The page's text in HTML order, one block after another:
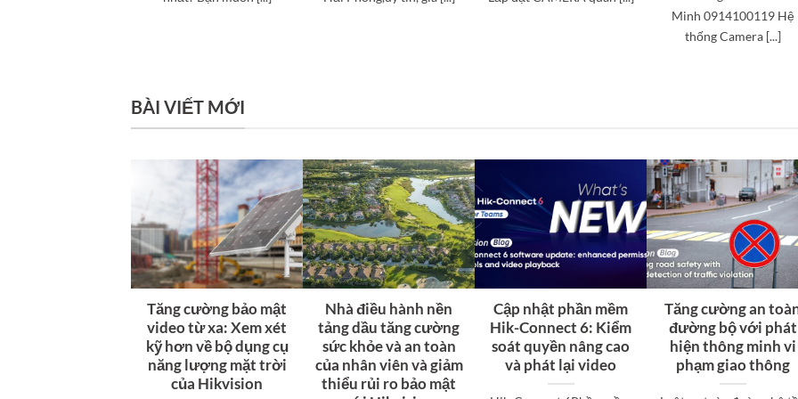
Minh 0914100119 Hệ
thống Camera [...]
BÀI VIẾT MỚI
Tăng cường bảo mật
video từ xa: Xem xét
kỹ hơn về bộ dụng cụ
năng lượng mặt trời
của Hikvision
Nhà điều hành nền
tảng dầu tăng cường
sức khỏe và an toàn
của nhân viên và giảm
thiểu rủi ro bảo mật
Cập nhật phần mềm
Hik-Connect 6: Kiểm
soát quyền nâng cao
và phát lại video
Tăng cường an
đường bộ với phát
hiện thông minh vi
phạm giao thông